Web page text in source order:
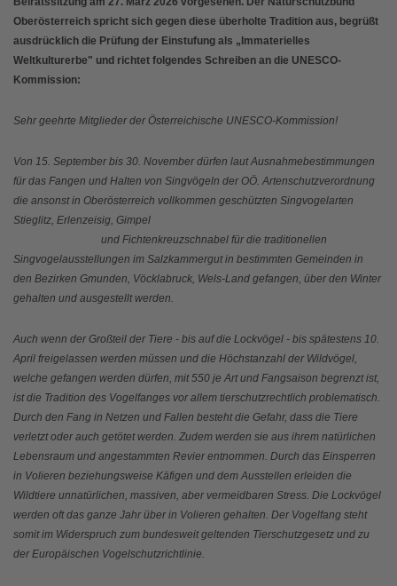
Oberösterreich spricht sich gegen diese überholte Tradition aus, begrüßt
ausdrücklich die Prüfung der Einstufung als „Immaterielles
Weltkulturerbe" und richtet folgendes Schreiben an die UNESCO-
Kommission:
Sehr geehrte Mitglieder der Österreichische UNESCO-Kommission!
Von 15. September bis 30. November dürfen laut Ausnahmebestimmungen
für das Fangen und Halten von Singvögeln der OÖ. Artenschutzverordnung
die ansonst in Oberösterreich vollkommen geschützten Singvogelarten
Stieglitz, Erlenzeisig, Gimpel
und Fichtenkreuzschnabel für die traditionellen
Singvogelausstellungen im Salzkammergut in bestimmten Gemeinden in
den Bezirken Gmunden, Vöcklabruck, Wels-Land gefangen, über den Winter
gehalten und ausgestellt werden.
Auch wenn der Großteil der Tiere - bis auf die Lockvögel - bis spätestens 10.
April freigelassen werden müssen und die Höchstanzahl der Wildvögel,
welche gefangen werden dürfen, mit 550 je Art und Fangsaison begrenzt ist,
ist die Tradition des Vogelfanges vor allem tierschutzrechtlich problematisch.
Durch den Fang in Netzen und Fallen besteht die Gefahr, dass die Tiere
verletzt oder auch getötet werden. Zudem werden sie aus ihrem natürlichen
Lebensraum und angestammten Revier entnommen. Durch das Einsperren
in Volieren beziehungsweise Käfigen und dem Ausstellen erleiden die
Wildtiere unnatürlichen, massiven, aber vermeidbaren Stress. Die Lockvögel
werden oft das ganze Jahr über in Volieren gehalten. Der Vogelfang steht
somit im Widerspruch zum bundesweit geltenden Tierschutzgesetz und zu
der Europäischen Vogelschutzrichtlinie.